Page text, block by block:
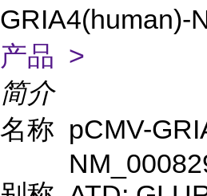
GRIA4(human)-
产品 >
简介
名称 pCMV-